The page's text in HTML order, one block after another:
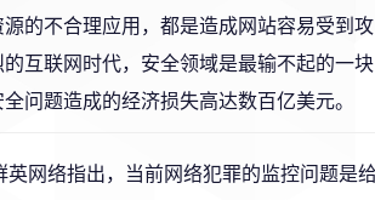
源的不合理应用，都是造成网站容易受到
互联网时代，安全领域是最输不起的一
问题造成的经济损失高达数百亿美元。
网络指出，当前网络犯罪的监控问题是